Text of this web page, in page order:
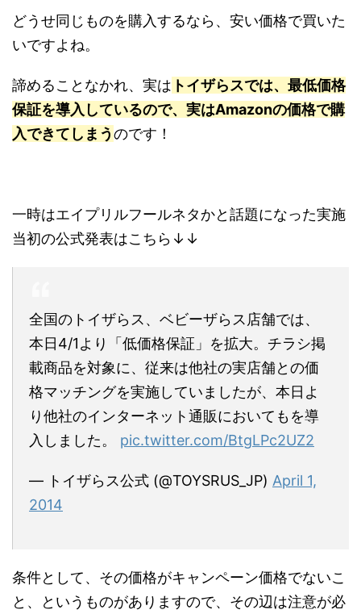
どうせ同じものを購入するなら、安い価格で買いた
いですよね。
諦めることなかれ、実は トイザらスでは、最低価格
保証を導入しているので、実はAmazonの価格で購
入できてしまうのです！
一時はエイプリルフールネタかと話題になった実施
当初の公式発表はこちら↓↓
全国のトイザらス、ベビーザらス店舗では、
本日4/1より「低価格保証」を拡大。チラシ掲
載商品を対象に、従来は他社の実店舗との価
格マッチングを実施していましたが、本日よ
り他社のインターネット通販においてもを導
入しました。 pic.twitter.com/BtgLPc2UZ2
— トイザらス公式 (@TOYSRUS_JP) April 1,
2014
条件として、その価格がキャンペーン価格でないこ
と、というものがありますので、その辺は注意が必